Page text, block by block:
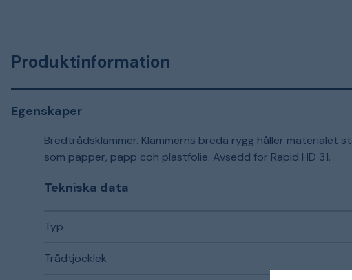
Produktinformation
Egenskaper
Bredtrådsklammer. Klammerns breda rygg håller materialet
som papper, papp coh plastfolie. Avsedd för Rapid HD 31.
Tekniska data
Typ
Trådtjocklek